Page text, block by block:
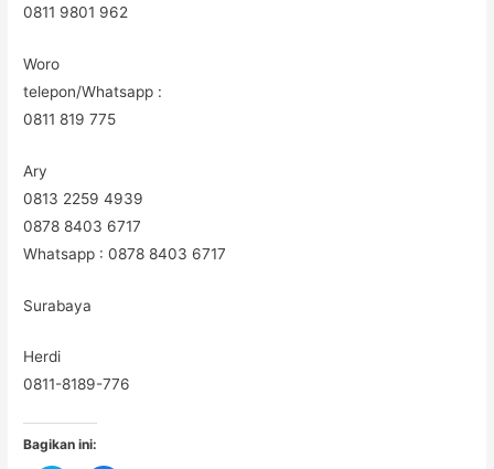
0811 9801 962
Woro
telepon/Whatsapp :
0811 819 775
Ary
0813 2259 4939
0878 8403 6717
Whatsapp : 0878 8403 6717
Surabaya
Herdi
0811-8189-776
Bagikan ini: